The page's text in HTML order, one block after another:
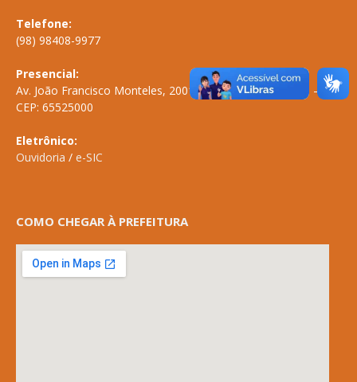
Telefone:
(98) 98408-9977
Presencial:
Av. João Francisco Monteles, 2001 \ Centro \ ANAPURUS – MA
CEP: 65525000
Eletrônico:
Ouvidoria / e-SIC
COMO CHEGAR À PREFEITURA